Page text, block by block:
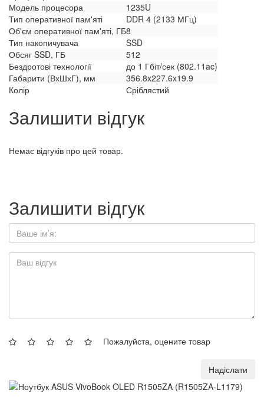
Модель процесора
1235U
Тип оперативної пам'яті
DDR 4 (2133 МГц)
Об'єм оперативної пам'яті, ГБ8
Тип накопичувача
SSD
Обсяг SSD, ГБ
512
Бездротові технології
до 1 Гбіт/сек (802.11ac)
Габарити (ВхШхГ), мм
356.8x227.6x19.9
Колір
Сріблястий
Залишити відгук
Немає відгуків про цей товар.
Залишити відгук
Пожалуйста, оцените товар
Надіслати